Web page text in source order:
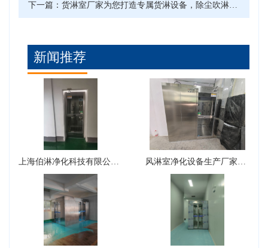
下一篇： 货淋室厂家为您打造专属货淋设备，除尘吹淋更省心
新闻推荐
上海伯淋净化科技有限公司风淋室型号有哪些？ 风淋室净化设备生产厂家可以生产转角风淋室吗？